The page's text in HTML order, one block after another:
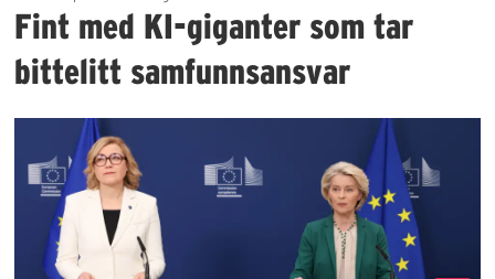
Fint med KI-giganter som tar
bittelitt samfunnsansvar